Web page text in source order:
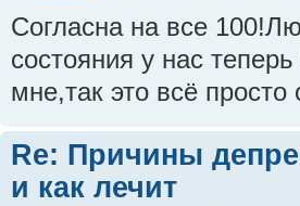
Согласна на все
состояния у нас
мне,так это всё
Re: Причины
и как лечит